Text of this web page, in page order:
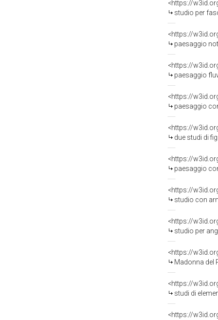
<https://
studio per fascio
<https://
paesaggio
<https://
paesaggio
<https://
paesaggio con
<https://
due studi di
<https://
paesaggio con
<https://
studio con armenti
<https://
studio per
<https://
Madonna del Rosario
<https://
studi di elementi
<https://